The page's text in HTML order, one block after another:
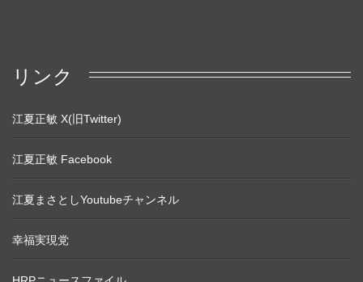
リンク
江夏正敏 X(旧Twitter)
江夏正敏 Facebook
江夏まさとしYoutubeチャンネル
幸福実現党